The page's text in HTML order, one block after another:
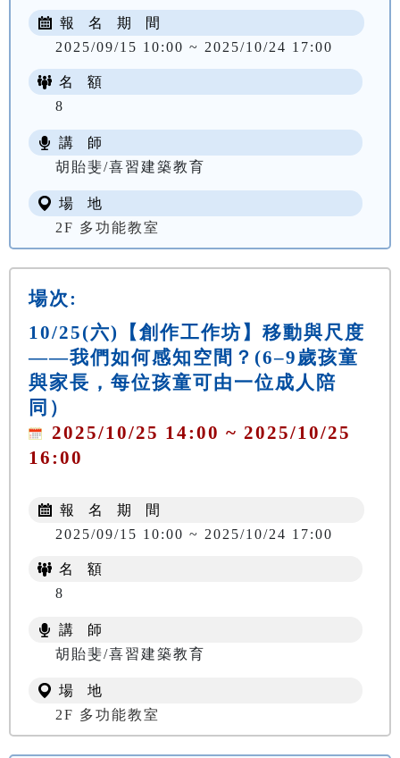
報 名 期 間
2025/09/15 10:00 ~ 2025/10/24 17:00
名 額
8
講 師
胡貽斐/喜習建築教育
場 地
2F 多功能教室
場次:
10/25(六)【創作工作坊】移動與尺度
——我們如何感知空間？(6–9歲孩童
與家長，每位孩童可由一位成人陪
同）
2025/10/25 14:00 ~ 2025/10/25
16:00
報 名 期 間
2025/09/15 10:00 ~ 2025/10/24 17:00
名 額
8
講 師
胡貽斐/喜習建築教育
場 地
2F 多功能教室